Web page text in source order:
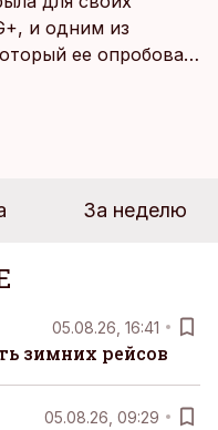
и одним из
ее опробовал,
За неделю
05.08.26, 16:41
зимних рейсов
05.08.26, 09:29